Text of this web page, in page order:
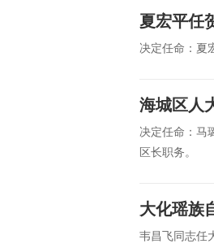
夏宏平任
决定任命：夏
海城区人
决定任命：马
区长职务。
大化瑶族
韦昌飞同志任